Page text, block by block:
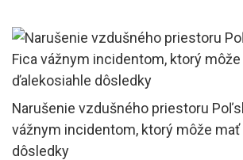
Narušenie vzdušného priestoru
vážnym incidentom, ktorý môže
dôsledky